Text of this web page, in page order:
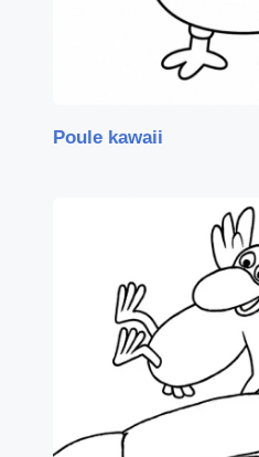
Poule kawaii